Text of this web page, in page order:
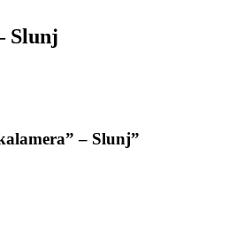
Slunj
– Slunj”